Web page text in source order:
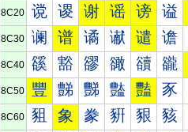
8C20 谠 谡 谢 谣 谤 谥
8C30 谰 谱 谲 谳 谴 谵
8C40 豀 豁 豂 豃 豄 豅
8C50 豐 豑 豒 豓 豔 豕
8C60 豠 象 豢 豣 豤 豥